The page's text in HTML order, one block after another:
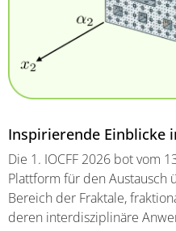
Inspirierende Einblicke
Die 1. IOCFF 2026 bot vom
Plattform für den Austausch
Bereich der Fraktale,
deren interdisziplinäre